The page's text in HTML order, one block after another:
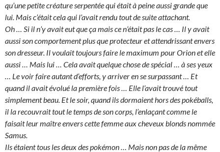
qu’une petite créature serpentée qui était à peine aussi grande que
lui. Mais c’était cela qui l’avait rendu tout de suite attachant.
Oh … Si il n’y avait eut que ça mais ce n’était pas le cas … Il y avait
aussi son comportement plus que protecteur et attendrissant envers
son dresseur. Il voulait toujours faire le maximum pour Orion et elle
aussi … Mais lui … Cela avait quelque chose de spécial … à ses yeux
… Le voir faire autant d’efforts, y arriver en se surpassant … Et
quand il avait évolué la première fois … Elle l’avait trouvé tout
simplement beau. Et le soir, quand ils dormaient hors des pokéballs,
il la recouvrait tout le temps de son corps, l’enlaçant comme le
faisait leur maître envers cette femme aux cheveux blonds nommée
Samus.
Ils étaient tous les deux des pokémon … Mais non pas de la même